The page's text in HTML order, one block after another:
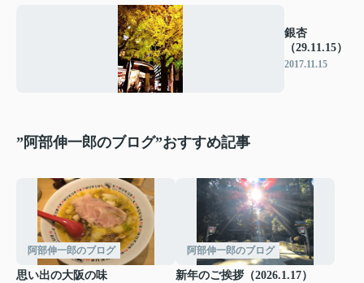
銀杏
（29.11.15）
2017.11.15
”阿部伸一郎のブログ”おすすめ記事
阿部伸一郎のブログ
思い出の大阪の味
阿部伸一郎のブログ
新年のご挨拶（2026.1.17）